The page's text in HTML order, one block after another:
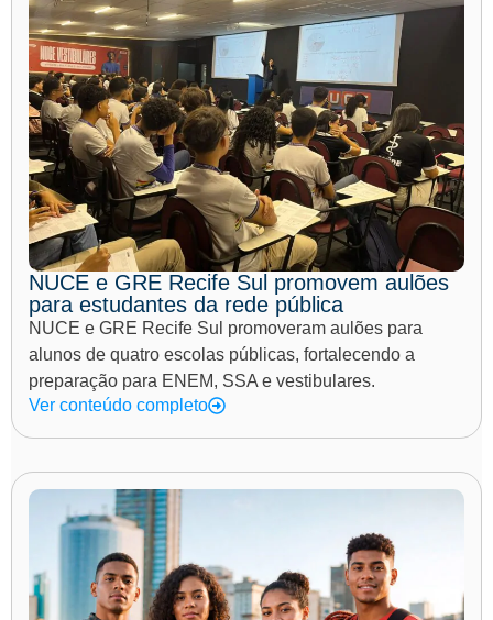
NUCE e GRE Recife Sul promovem aulões
para estudantes da rede pública
NUCE e GRE Recife Sul promoveram aulões para
alunos de quatro escolas públicas, fortalecendo a
preparação para ENEM, SSA e vestibulares.
Ver conteúdo completo